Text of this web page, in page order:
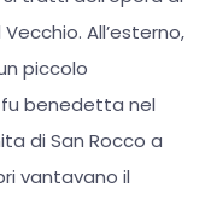
All’esterno,
piccolo
benedetta nel
di San Rocco a
vantavano il